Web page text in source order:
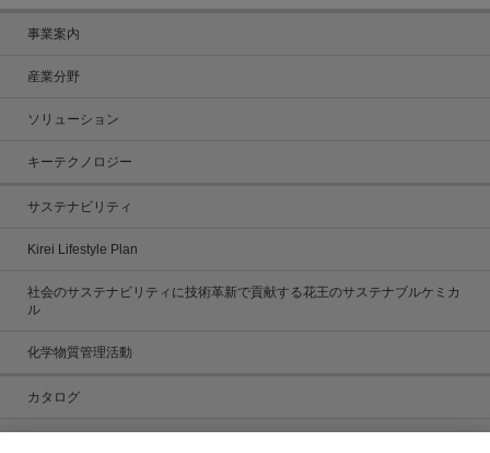
事業案内
産業分野
ソリューション
キーテクノロジー
サステナビリティ
Kirei Lifestyle Plan
社会のサステナビリティに技術革新で貢献する花王のサステナブルケミカ
ル
化学物質管理活動
カタログ